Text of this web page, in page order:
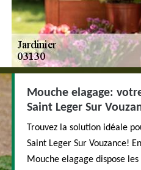
Mouche elagage:
Saint Leger Sur
Trouvez la solution idéale
Saint Leger Sur Vouzance!
Mouche elagage dispose